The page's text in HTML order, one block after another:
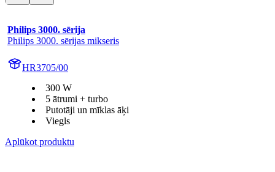
Philips 3000. sērija
Philips 3000. sērijas mikseris
HR3705/00
300 W
5 ātrumi + turbo
Putotāji un mīklas āķi
Viegls
Aplūkot produktu